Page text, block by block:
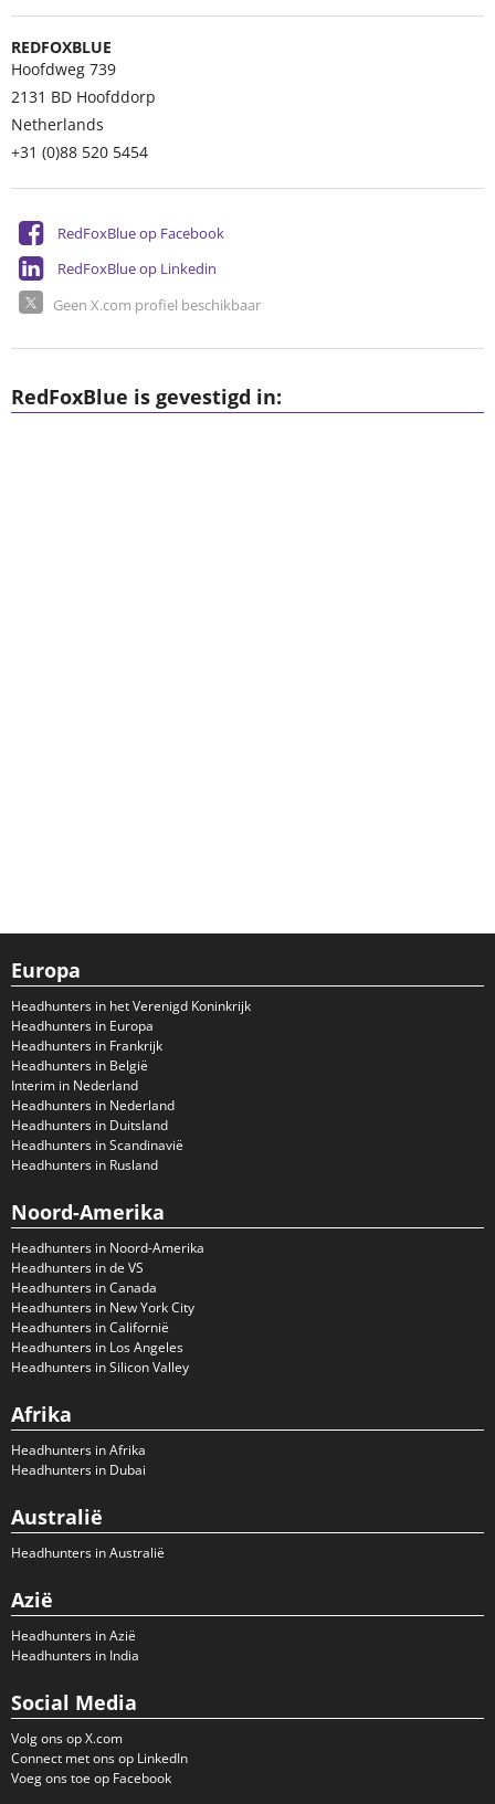
REDFOXBLUE
Hoofdweg 739
2131 BD Hoofddorp
Netherlands
+31 (0)88 520 5454
RedFoxBlue op Facebook
RedFoxBlue op Linkedin
Geen X.com profiel beschikbaar
RedFoxBlue is gevestigd in:
Europa
Headhunters in het Verenigd Koninkrijk
Headhunters in Europa
Headhunters in Frankrijk
Headhunters in België
Interim in Nederland
Headhunters in Nederland
Headhunters in Duitsland
Headhunters in Scandinavië
Headhunters in Rusland
Noord-Amerika
Headhunters in Noord-Amerika
Headhunters in de VS
Headhunters in Canada
Headhunters in New York City
Headhunters in Californië
Headhunters in Los Angeles
Headhunters in Silicon Valley
Afrika
Headhunters in Afrika
Headhunters in Dubai
Australië
Headhunters in Australië
Azië
Headhunters in Azië
Headhunters in India
Social Media
Volg ons op X.com
Connect met ons op LinkedIn
Voeg ons toe op Facebook